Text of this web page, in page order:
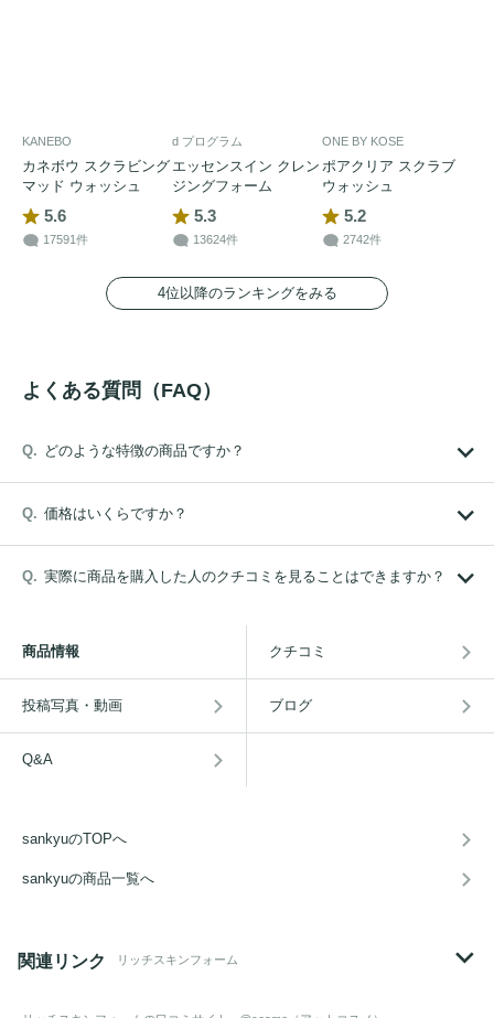
KANEBO
カネボウ スクラビング
マッド ウォッシュ
5.6
17591件
d プログラム
エッセンスイン クレン
ジングフォーム
5.3
13624件
ONE BY KOSE
ポアクリア スクラブ
ウォッシュ
5.2
2742件
4位以降のランキングをみる
よくある質問（FAQ）
どのような特徴の商品ですか？
価格はいくらですか？
実際に商品を購入した人のクチコミを見ることはできますか？
商品情報 クチコミ
投稿写真・動画 ブログ
Q&A
sankyuのTOPへ
sankyuの商品一覧へ
関連リンク リッチスキンフォーム